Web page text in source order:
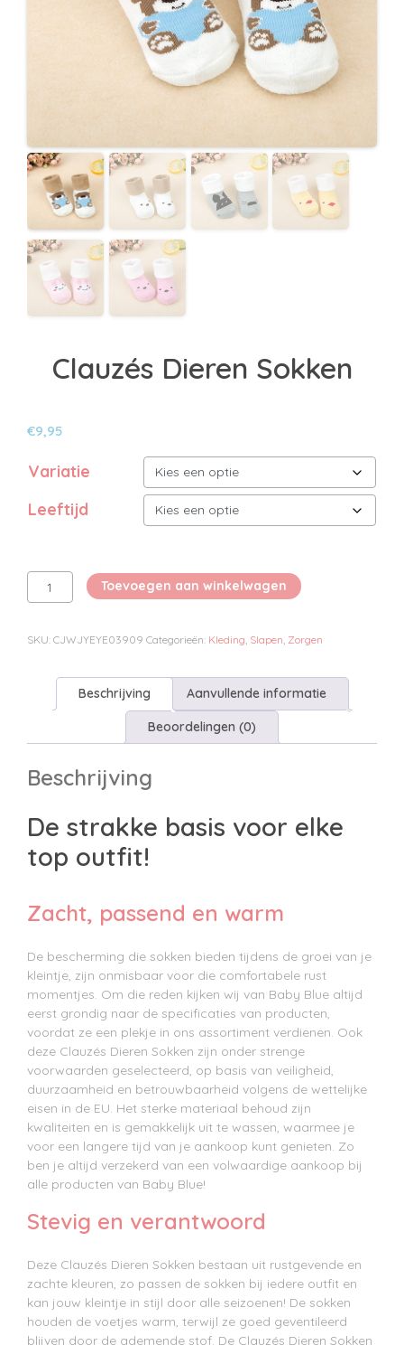
Clauzés Dieren Sokken
€9,95
Variatie
Leeftijd
Clauzés
Dieren
aantal
Toevoegen aan winkelwagen
SKU: CJWJYEYE03909 Categorieën: Kleding, Slapen, Zorgen
Beschrijving Aanvullende informatie
Beoordelingen (0)
Beschrijving
De strakke basis voor elke
top outfit!
Zacht, passend en warm
De bescherming die sokken bieden tijdens de groei van je
kleintje, zijn onmisbaar voor die comfortabele rust
momentjes. Om die reden kijken wij van Baby Blue altijd
eerst grondig naar de specificaties van producten,
voordat ze een plekje in ons assortiment verdienen. Ook
deze Clauzés Dieren Sokken zijn onder strenge
voorwaarden geselecteerd, op basis van veiligheid,
duurzaamheid en betrouwbaarheid volgens de wettelijke
eisen in de EU. Het sterke materiaal behoud zijn
kwaliteiten en is gemakkelijk uit te wassen, waarmee je
voor een langere tijd van je aankoop kunt genieten. Zo
ben je altijd verzekerd van een volwaardige aankoop bij
alle producten van Baby Blue!
Stevig en verantwoord
Deze Clauzés Dieren Sokken bestaan uit rustgevende en
zachte kleuren, zo passen de sokken bij iedere outfit en
kan jouw kleintje in stijl door alle seizoenen! De sokken
houden de voetjes warm, terwijl ze goed geventileerd
blijven door de ademende stof. De Clauzés Dieren Sokken